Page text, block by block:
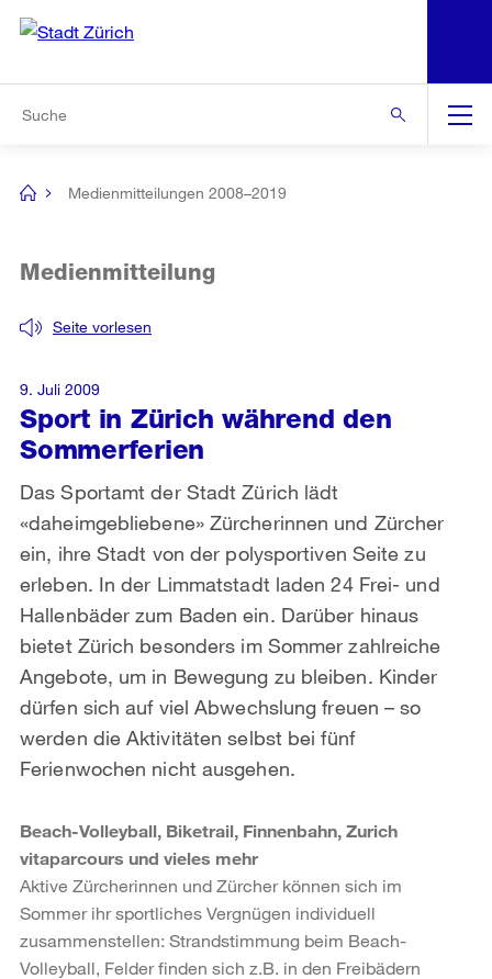
Navigation
[no
Medienmitteilungen 2008–2019
Sport in Zürich während den
Sommerferien
Seite vorlesen
Medienmitteilung
Das Sportamt der Stadt Zürich lädt
«daheimgebliebene» Zürcherinnen und Zürcher
ein, ihre Stadt von der polysportiven Seite zu
erleben. In der Limmatstadt laden 24 Frei- und
Hallenbäder zum Baden ein. Darüber hinaus
bietet Zürich besonders im Sommer zahlreiche
Angebote, um in Bewegung zu bleiben. Kinder
dürfen sich auf viel Abwechslung freuen – so
werden die Aktivitäten selbst bei fünf
Ferienwochen nicht ausgehen.
9. Juli 2009
Beach-Volleyball, Biketrail, Finnenbahn, Zurich
vitaparcours und vieles mehr
Aktive Zürcherinnen und Zürcher können sich im
Sommer ihr sportliches Vergnügen individuell
zusammenstellen: Strandstimmung beim Beach-
Volleyball, Felder finden sich z.B. in den Freibädern